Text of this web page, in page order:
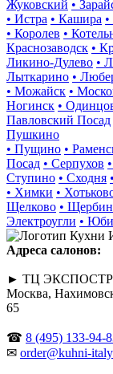
Жуковский •
• Истра • Кашира
• Королев •
Краснозаводск •
Ликино-Дулево •
Лыткарино •
• Можайск •
Ногинск •
Павловский Посад
Пушкино
• Пущино •
Посад • Серпухов
Ступино • Сходня
• Химки •
Щелково •
Электроугли •
Адреса салонов:
► ТЦ
Москва,
65
☎ 8 (495) 133-94-
✉ order@kuhni-